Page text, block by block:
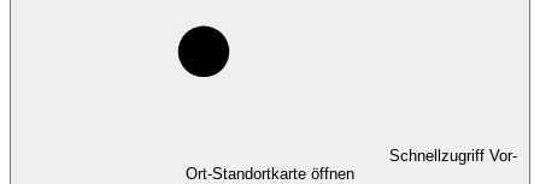
Schnellzugriff Vor-
Ort-Standortkarte öffnen